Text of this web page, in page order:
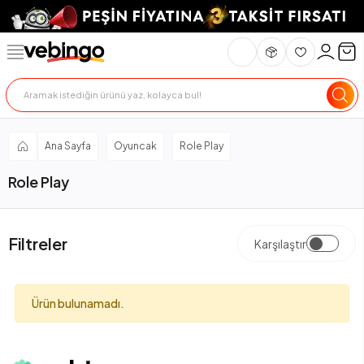
Ana Sayfa Oyuncak Role Play
Role Play
Filtreler Karşılaştır
Ürün bulunamadı.